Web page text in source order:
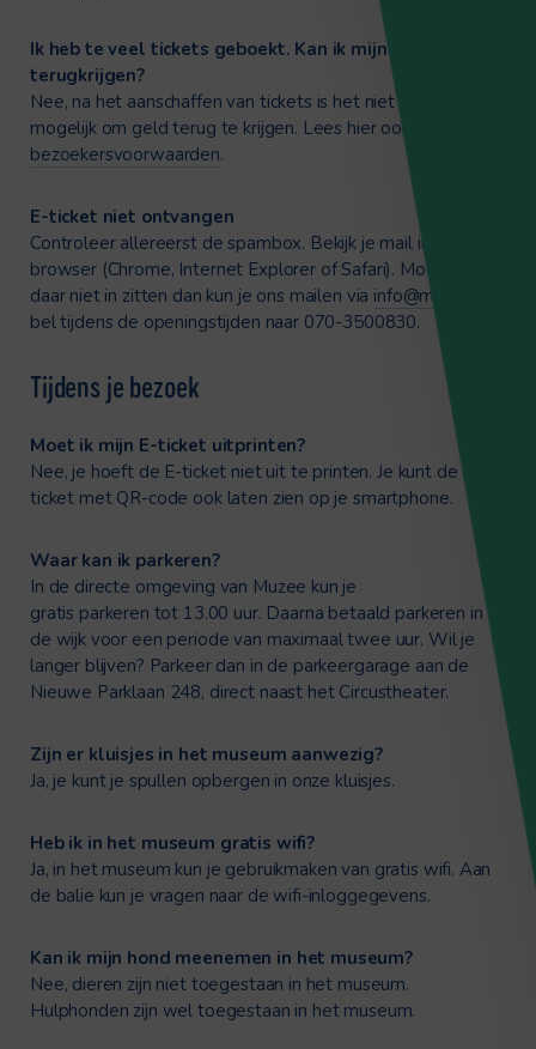
Ik heb te veel tickets geboekt. Kan ik mijn geld
terugkrijgen?
Nee, na het aanschaffen van tickets is het niet meer
mogelijk om geld terug te krijgen. Lees hier ook onze
bezoekersvoorwaarden.
E-ticket niet ontvangen
Controleer allereerst de spambox. Bekijk je mail in een
browser (Chrome, Internet Explorer of Safari). Mochten ze
daar niet in zitten dan kun je ons mailen via info@muzee.nl
bel tijdens de openingstijden naar 070-3500830.
Tijdens je bezoek
Moet ik mijn E-ticket uitprinten?
Nee, je hoeft de E-ticket niet uit te printen. Je kunt de E-
ticket met QR-code ook laten zien op je smartphone.
Waar kan ik parkeren?
In de directe omgeving van Muzee kun je
gratis parkeren tot 13.00 uur. Daarna betaald parkeren in
de wijk voor een periode van maximaal twee uur. Wil je
langer blijven? Parkeer dan in de parkeergarage aan de
Nieuwe Parklaan 248, direct naast het Circustheater.
Zijn er kluisjes in het museum aanwezig?
Ja, je kunt je spullen opbergen in onze kluisjes.
Heb ik in het museum gratis wifi?
Ja, in het museum kun je gebruikmaken van gratis wifi. Aan
de balie kun je vragen naar de wifi-inloggegevens.
Kan ik mijn hond meenemen in het museum?
Nee, dieren zijn niet toegestaan in het museum.
Hulphonden zijn wel toegestaan in het museum.